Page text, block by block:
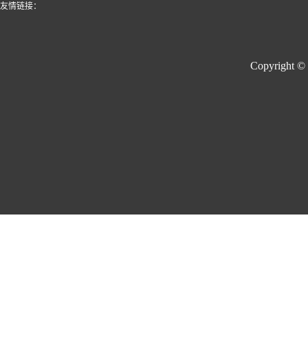
友情链接：
Copyright ©